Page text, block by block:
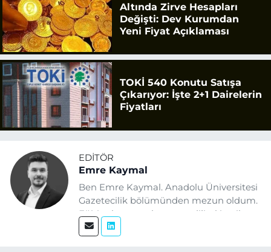
Altında Zirve Hesapları
Değişti: Dev Kurumdan
Yeni Fiyat Açıklaması
TOKİ 540 Konutu Satışa
Çıkarıyor: İşte 2+1 Dairelerin
Fiyatları
EDITÖR
Emre Kaymal
Ben Emre Kaymal. Anadolu Üniversitesi
Gazetecilik bölümünden mezun oldum.
Eğitim hayatım boyunca dijital içerik
üretimi ve arama motoru